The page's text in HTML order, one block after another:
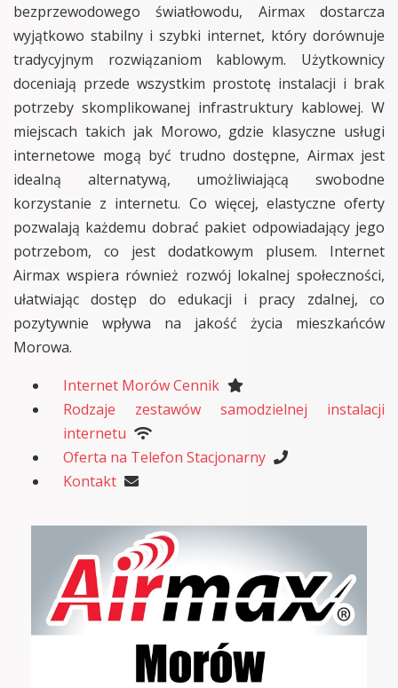
bezprzewodowego światłowodu, Airmax dostarcza
wyjątkowo stabilny i szybki internet, który dorównuje
tradycyjnym rozwiązaniom kablowym. Użytkownicy
doceniają przede wszystkim prostotę instalacji i brak
potrzeby skomplikowanej infrastruktury kablowej. W
miejscach takich jak Morowo, gdzie klasyczne usługi
internetowe mogą być trudno dostępne, Airmax jest
idealną alternatywą, umożliwiającą swobodne
korzystanie z internetu. Co więcej, elastyczne oferty
pozwalają każdemu dobrać pakiet odpowiadający jego
potrzebom, co jest dodatkowym plusem. Internet
Airmax wspiera również rozwój lokalnej społeczności,
ułatwiając dostęp do edukacji i pracy zdalnej, co
pozytywnie wpływa na jakość życia mieszkańców
Morowa.
Internet Morów Cennik
Rodzaje zestawów samodzielnej instalacji
internetu
Oferta na Telefon Stacjonarny
Kontakt